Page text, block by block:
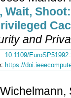
Wait,
and
10.1109/
https://